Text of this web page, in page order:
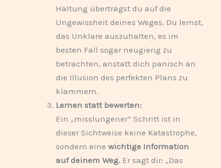
Haltung überträgst du auf die
Ungewissheit deines Weges. Du lernst,
das Unklare auszuhalten, es im
besten Fall sogar neugierig zu
betrachten, anstatt dich panisch an
die Illusion des perfekten Plans zu
klammern.
Lernen statt bewerten:
Ein „misslungener“ Schritt ist in
dieser Sichtweise keine Katastrophe,
sondern eine wichtige Information
auf deinem Weg.Er sagt dir: „Das